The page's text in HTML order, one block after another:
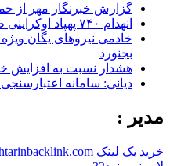
گزارش خبرنگار مهر از
انهدام ۷۴۰ پهپاد اوکراینی طی یک روز
خادمی نیروهای یگان ویژه
بجنورد
هشدار نسبت به
دیانی: سامانه
مدیر :
خرید بک لینک behtarinbacklink.com